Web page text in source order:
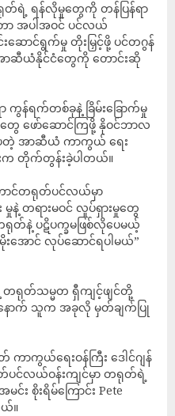
ရန်လိုမှုတွေကို တန်ပြန်ရာ
ာ အပါအဝင် ပင်လယ်
းဆောင်ရွက်မှု တိုးမြှင့်ဖို့ ပင်တဂွန်
ာဆီယံနိုင်ငံတွေကို တောင်းဆို
ကွန်ရက်တစ်ခုနဲ့ ခြိမ်းခြောက်မှု
ဖော်ဆောင်ကြဖို့ နိုဝင်ဘာလ
ပတဲ့ အာဆီယံ ကာကွယ် ရေး
းက တိုက်တွန်းခဲ့ပါတယ်။
ာင်တရုတ်ပင်လယ်မှာ
မှုနဲ့ တရားမဝင် လှုပ်ရှားမှုတွေ
ရုတ်နဲ့ ပဋိပက္ခမဖြစ်လိုပေမယ့်
ောင် လုပ်ဆောင်ရပါမယ်”
ရုတ်သမ္မတ ရှီကျင့်ဖျင်တို့
ောက် သူက အခုလို မှတ်ချက်ပြု
ကွယ်ရေးဝန်ကြီး ဒေါင်ဂျန်
င်လယ်ဝန်းကျင်မှာ တရုတ်ရဲ့
စိုးရိမ်ကြောင်း Pete
ယ်။